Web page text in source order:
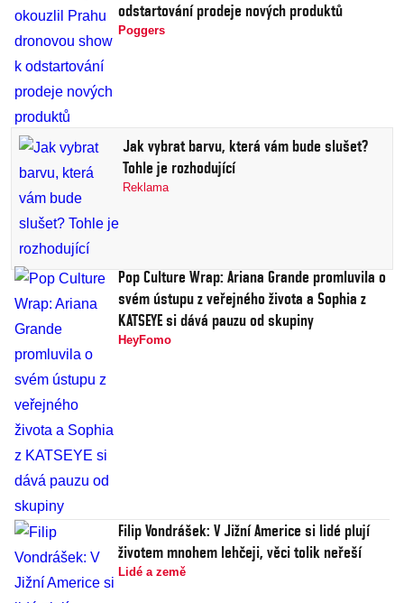
odstartování prodeje nových produktů
Poggers
Jak vybrat barvu, která vám bude slušet?
Tohle je rozhodující
Reklama
Pop Culture Wrap: Ariana Grande promluvila o
svém ústupu z veřejného života a Sophia z
KATSEYE si dává pauzu od skupiny
HeyFomo
Filip Vondrášek: V Jižní Americe si lidé plují
životem mnohem lehčeji, věci tolik neřeší
Lidé a země